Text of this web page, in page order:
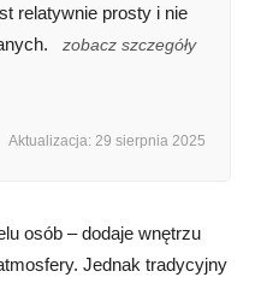
relatywnie prosty i nie
zobacz szczegóły
Aktualizacja: 29 sierpnia 2025
osób – dodaje wnętrzu
Jednak tradycyjny